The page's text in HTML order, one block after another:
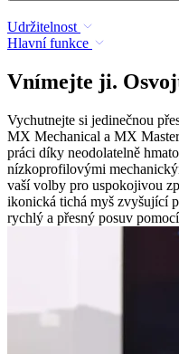
Udržitelnost
Hlavní funkce
Vnímejte ji.
Vychutnejte si jedinečnou
MX Mechanical a MX
práci díky neodolatelně
nízkoprofilovými
vaší volby pro uspokojivou
ikonická tichá myš zvyšující
rychlý a přesný posuv